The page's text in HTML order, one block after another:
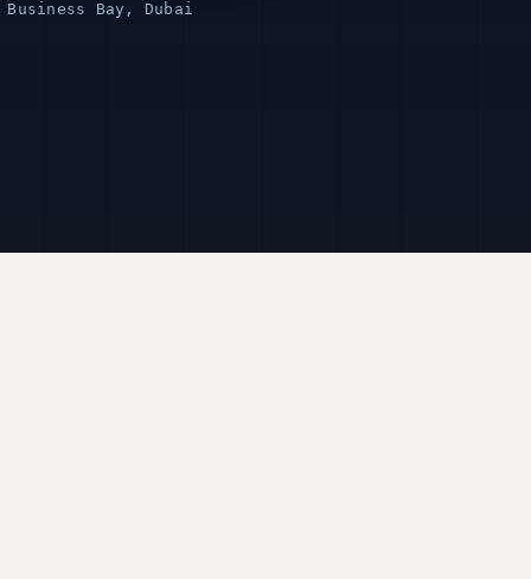
Bay, Dubai